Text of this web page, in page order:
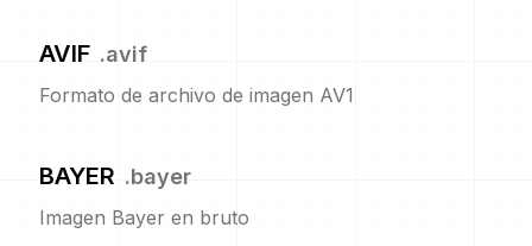
AVIF .avif
Formato de archivo de imagen AV1
BAYER .bayer
Imagen Bayer en bruto